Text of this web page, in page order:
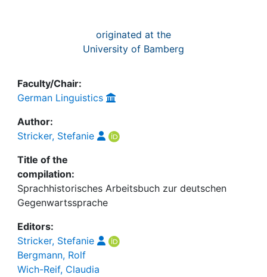
originated at the
University of Bamberg
Faculty/Chair:
German Linguistics
Author:
Stricker, Stefanie
Title of the
compilation:
Sprachhistorisches Arbeitsbuch zur deutschen
Gegenwartssprache
Editors:
Stricker, Stefanie
Bergmann, Rolf
Wich-Reif, Claudia